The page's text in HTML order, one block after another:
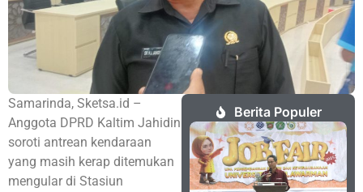
Samarinda, Sketsa.id –
Anggota DPRD Kaltim Jahidin
soroti antrean kendaraan
yang masih kerap ditemukan
mengular di Stasiun
Berita Populer